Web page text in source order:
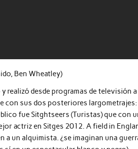
Ben Wheatley)
realizó desde programas de televisión
con sus dos posteriores
fue Sitghtseers (Turistas) que con
actriz en Sitges 2012. A field in
a un alquimista. ¿se imaginan una